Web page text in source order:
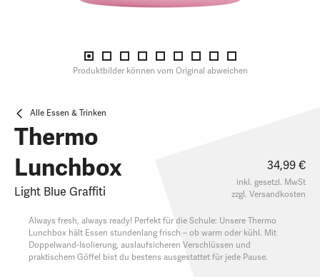
Produktbilder können vom Original abweichen
Alle Essen & Trinken
Thermo
Lunchbox
Light Blue Graffiti
34,99 €
inkl. gesetzl. MwSt
zzgl. Versandkosten
Always fresh, always ready! Perfekt für die Schule: Unsere Thermo
Lunchbox hält Essen stundenlang frisch – ob warm oder kühl. Mit
Doppelwand-Isolierung, auslaufsicheren Verschlüssen und
praktischem Göffel bist du bestens ausgestattet für jede Pause.